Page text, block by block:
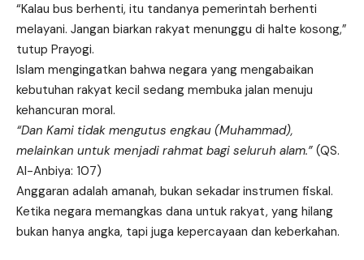
“Kalau bus berhenti, itu tandanya pemerintah berhenti
melayani. Jangan biarkan rakyat menunggu di halte kosong,”
tutup Prayogi.
Islam mengingatkan bahwa negara yang mengabaikan
kebutuhan rakyat kecil sedang membuka jalan menuju
kehancuran moral.
“Dan Kami tidak mengutus engkau (Muhammad),
melainkan untuk menjadi rahmat bagi seluruh alam.” (QS.
Al-Anbiya: 107)
Anggaran adalah amanah, bukan sekadar instrumen fiskal.
Ketika negara memangkas dana untuk rakyat, yang hilang
bukan hanya angka, tapi juga kepercayaan dan keberkahan.